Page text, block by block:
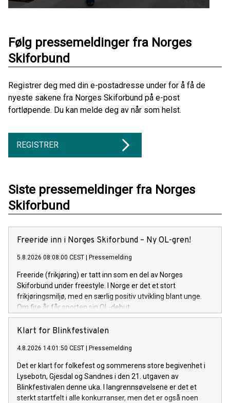
Følg pressemeldinger fra Norges
Skiforbund
Registrer deg med din e-postadresse under for å få de
nyeste sakene fra Norges Skiforbund på e-post
fortløpende. Du kan melde deg av når som helst.
REGISTRER
Siste pressemeldinger fra Norges
Skiforbund
Freeride inn i Norges Skiforbund – Ny OL-gren!
5.8.2026 08:08:00 CEST Pressemelding
Freeride (frikjøring) er tatt inn som en del av Norges
Skiforbund under freestyle. I Norge er det et stort
frikjøringsmiljø, med en særlig positiv utvikling blant unge.
Om fire år får sporten sin OL-debut.
Klart for Blinkfestivalen
4.8.2026 14:01:50 CEST Pressemelding
Det er klart for folkefest og sommerens store begivenhet i
Lysebotn, Gjesdal og Sandnes i den 21. utgaven av
Blinkfestivalen denne uka. I langrennsøvelsene er det et
sterkt startfelt i alle konkurranser, men det er også noen